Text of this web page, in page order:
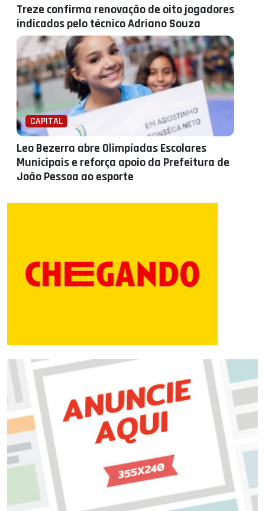
Treze confirma renovação de oito jogadores
indicados pelo técnico Adriano Souza
CAPITAL
Leo Bezerra abre Olimpíadas Escolares
Municipais e reforça apoio da Prefeitura de
João Pessoa ao esporte